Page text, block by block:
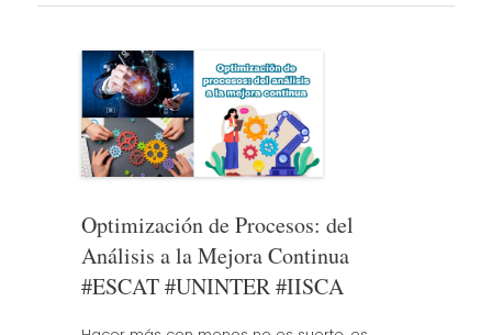
Optimización de Procesos: del
Análisis a la Mejora Continua
#ESCAT #UNINTER #IISCA